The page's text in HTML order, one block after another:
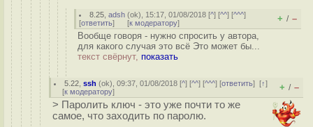
8.25 ,adsh (ok), 15:17, 01/08/2018 [^] [^^] [^^^]
[ответить] [к модератору] + / –
Вообще говоря - нужно спросить у автора,
для какого случая это всё Это может бы...
текст свёрнут, показать
5.22 ,ssh (ok), 09:37, 01/08/2018 [^] [^^] [^^^] [ответить][↑]
[к модератору] + / –
> Паролить ключ - это уже почти то же
самое, что заходить по паролю.